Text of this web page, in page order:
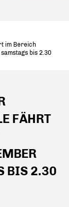
im Bereich
bis 2.30
FÄHRT
BIS 2.30